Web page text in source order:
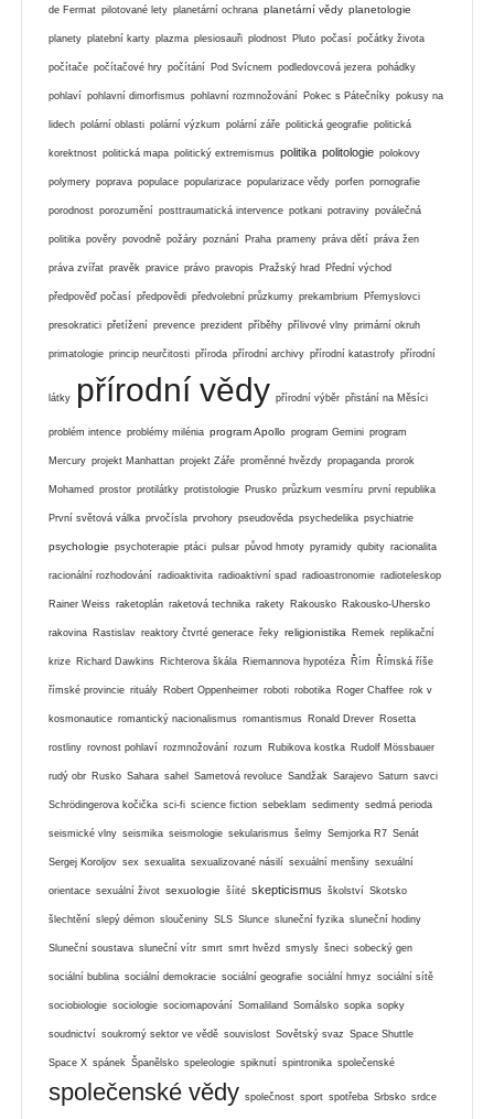
de Fermat pilotované lety planetární ochrana planetární vědy planetologie
planety platební karty plazma plesiosauři plodnost Pluto počasí počátky života
počítače počítačové hry počítání Pod Svícnem podledovcová jezera pohádky
pohlaví pohlavní dimorfismus pohlavní rozmnožování Pokec s Pátečníky pokusy na
lidech polární oblasti polární výzkum polární záře politická geografie politická
korektnost politická mapa politický extremismus politika politologie polokovy
polymery poprava populace popularizace popularizace vědy porfen pornografie
porodnost porozumění posttraumatická intervence potkani potraviny poválečná
politika pověry povodně požáry poznání Praha prameny práva dětí práva žen
práva zvířat pravěk pravice právo pravopis Pražský hrad Přední východ
předpověď počasí předpovědi předvolební průzkumy prekambrium Přemyslovci
presokratici přetížení prevence prezident příběhy přílivové vlny primární okruh
primatologie princip neurčitosti příroda přírodní archivy přírodní katastrofy přírodní
látky přírodní vědy přírodní výběr přistání na Měsíci
problém intence problémy milénia program Apollo program Gemini program
Mercury projekt Manhattan projekt Záře proměnné hvězdy propaganda prorok
Mohamed prostor protilátky protistologie Prusko průzkum vesmíru první republika
První světová válka prvočísla prvohory pseudověda psychedelika psychiatrie
psychologie psychoterapie ptáci pulsar původ hmoty pyramidy qubity racionalita
racionální rozhodování radioaktivita radioaktivní spad radioastronomie radioteleskop
Rainer Weiss raketoplán raketová technika rakety Rakousko Rakousko-Uhersko
rakovina Rastislav reaktory čtvrté generace řeky religionistika Remek replikační
krize Richard Dawkins Richterova škála Riemannova hypotéza Řím Římská říše
římské provincie rituály Robert Oppenheimer roboti robotika Roger Chaffee rok v
kosmonautice romantický nacionalismus romantismus Ronald Drever Rosetta
rostliny rovnost pohlaví rozmnožování rozum Rubikova kostka Rudolf Mössbauer
rudý obr Rusko Sahara sahel Sametová revoluce Sandžak Sarajevo Saturn savci
Schrödingerova kočička sci-fi science fiction sebeklam sedimenty sedmá perioda
seismické vlny seismika seismologie sekularismus šelmy Semjorka R7 Senát
Sergej Koroljov sex sexualita sexualizované násilí sexuální menšiny sexuální
orientace sexuální život sexuologie šíité skepticismus školství Skotsko
šlechtění slepý démon sloučeniny SLS Slunce sluneční fyzika sluneční hodiny
Sluneční soustava sluneční vítr smrt smrt hvězd smysly šneci sobecký gen
sociální bublina sociální demokracie sociální geografie sociální hmyz sociální sítě
sociobiologie sociologie sociomapování Somaliland Somálsko sopka sopky
soudnictví soukromý sektor ve vědě souvislost Sovětský svaz Space Shuttle
Space X spánek Španělsko speleologie spiknutí spintronika společenské
společenské vědy společnost sport spotřeba Srbsko srdce